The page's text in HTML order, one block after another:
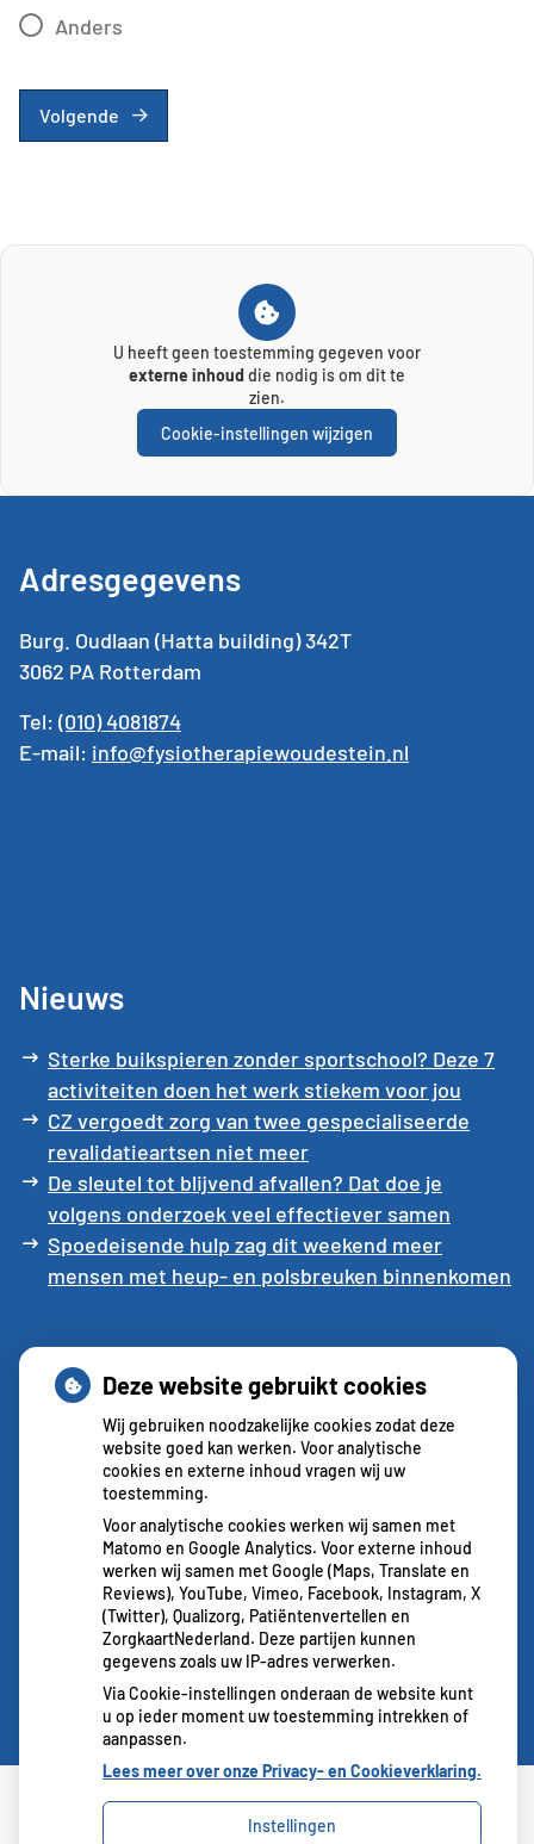
Anders
Volgende
U heeft geen toestemming gegeven voor
externe inhouddie nodig is om dit te
zien.
Cookie-instellingen wijzigen
Adresgegevens
Burg. Oudlaan (Hatta building) 342T
3062 PA Rotterdam
Tel: (010) 4081874
E-mail: info@fysiotherapiewoudestein.nl
Nieuws
Sterke buikspieren zonder sportschool? Deze 7
activiteiten doen het werk stiekem voor jou
CZ vergoedt zorg van twee gespecialiseerde
revalidatieartsen niet meer
De sleutel tot blijvend afvallen? Dat doe je
volgens onderzoek veel effectiever samen
Spoedeisende hulp zag dit weekend meer
mensen met heup- en polsbreuken binnenkomen
Contact
Contact & Route
Contactformulier
Uw Zorg Online|Beheer
Deze website gebruikt cookies
Wij gebruiken noodzakelijke cookies zodat deze
website goed kan werken. Voor analytische
cookies en externe inhoud vragen wij uw
toestemming.
Voor analytische cookies werken wij samen met
Matomo en Google Analytics. Voor externe inhoud
werken wij samen met Google (Maps, Translate en
Reviews), YouTube, Vimeo, Facebook, Instagram, X
(Twitter), Qualizorg, Patiëntenvertellen en
ZorgkaartNederland. Deze partijen kunnen
gegevens zoals uw IP-adres verwerken.
Via Cookie-instellingen onderaan de website kunt
u op ieder moment uw toestemming intrekken of
aanpassen.
Lees meer over onze Privacy- en Cookieverklaring.
Instellingen